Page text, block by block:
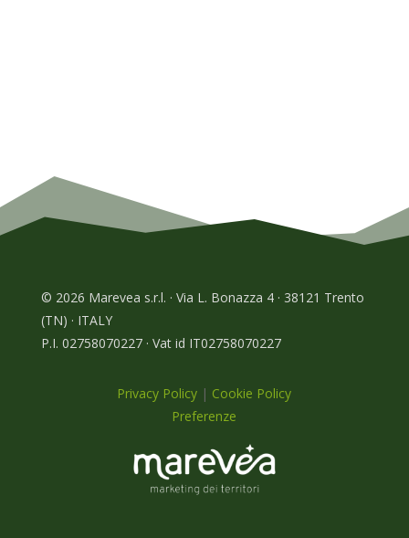
© 2026 Marevea s.r.l. · Via L. Bonazza 4 · 38121 Trento
(TN) · ITALY
P.I. 02758070227 · Vat id IT02758070227
Privacy Policy | Cookie Policy
Preferenze